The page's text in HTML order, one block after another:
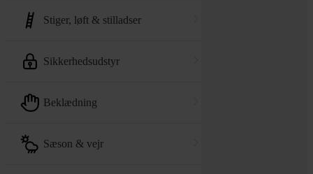
stiger, løft & stilladser
sikkerhedsudstyr
beklædning
sæson & vejr